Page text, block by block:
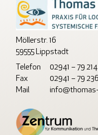
Möllerstr. 16
59555 Lippstadt
Telefon
02941 – 79 214
Fax
02941 – 79 236
Mail